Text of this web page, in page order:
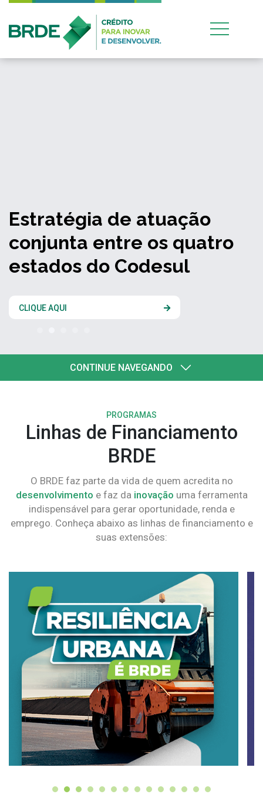
Estratégia de atuação
conjunta entre os quatro
estados do Codesul
CLIQUE AQUI
CONTINUE NAVEGANDO
PROGRAMAS
Linhas de Financiamento
BRDE
O BRDE faz parte da vida de quem acredita no
desenvolvimento e faz da inovação uma ferramenta
indispensável para gerar oportunidade, renda e
emprego. Conheça abaixo as linhas de financiamento e
suas extensões: